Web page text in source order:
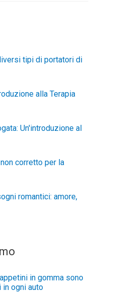
tipi di portatori di
alla Terapia
Un'introduzione al
corretto per la
romantici: amore,
in gomma sono
in ogni auto